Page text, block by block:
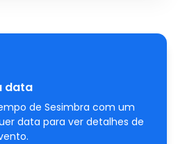
data
de Sesimbra com um
data para ver detalhes de